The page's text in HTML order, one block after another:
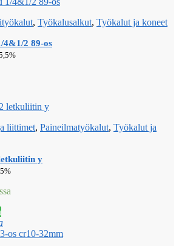
, Työkalusalkut, Työkalut ja koneet
4&1/2 89-os
liittimet, Paineilmatyökalut, Työkalut ja
y